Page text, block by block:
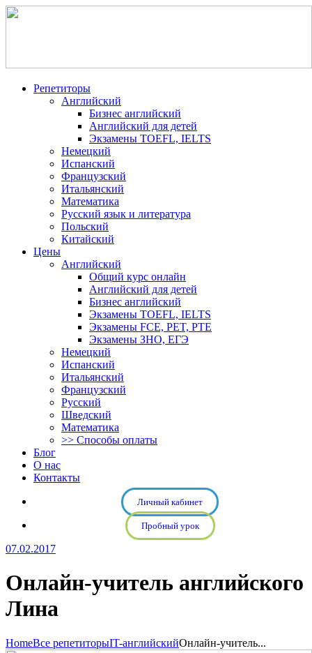
Репетиторы
Английский
Бизнес английский
Английский для детей
Экзамены TOEFL, IELTS
Немецкий
Испанский
Французский
Итальянский
Математика
Русский язык и литература
Польский
Китайский
Цены
Английский
Общий курс онлайн
Английский для детей
Бизнес английский
Экзамены TOEFL, IELTS
Экзамены FCE, PET, PTE
Экзамены ЗНО, ЕГЭ
Немецкий
Испанский
Итальянский
Французский
Русский
Шведский
Математика
>> Способы оплаты
Блог
О нас
Контакты
Личный кабинет
Пробный урок
07.02.2017
Онлайн-учитель английского
Лина
HomeВсе репетиторыIT-английскийОнлайн-учитель...